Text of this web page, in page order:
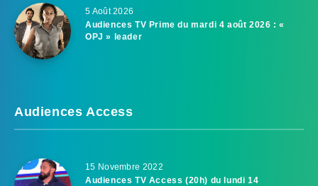
5 Août 2026
Audiences TV Prime du mardi 4 août 2026 : «
OPJ » leader
Audiences Access
15 Novembre 2022
Audiences TV Access (20h) du lundi 14